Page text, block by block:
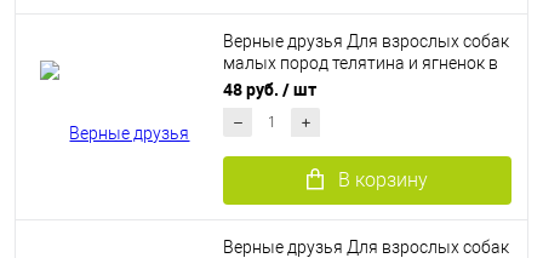
Верные друзья Для взрослых собак
малых пород телятина и ягненок в
соусе (100 г)
48 руб. / шт
В корзину
Верные друзья Для взрослых собак